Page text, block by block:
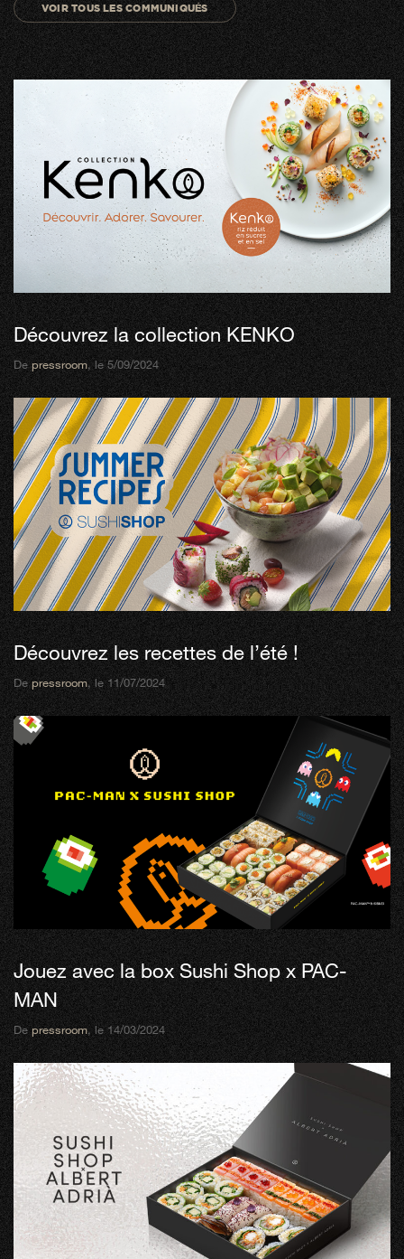
VOIR TOUS LES COMMUNIQUÉS
Découvrez la collection KENKO
Depressroom, le 5/09/2024
Découvrez les recettes de l’été !
Depressroom, le 11/07/2024
Jouez avec la box Sushi Shop x PAC-
MAN
Depressroom, le 14/03/2024